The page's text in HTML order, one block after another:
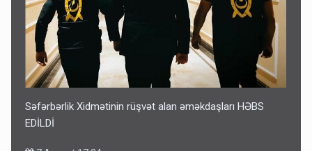
Səfərbərlik Xidmətinin rüşvət alan əməkdaşları HƏBS
EDİLDİ